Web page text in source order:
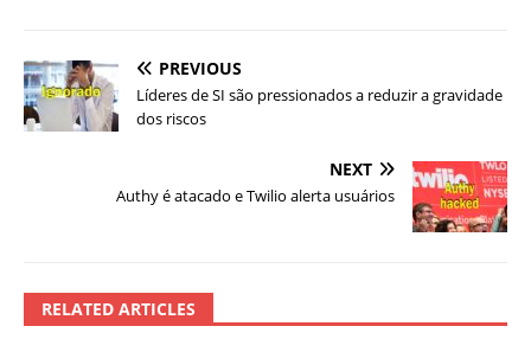
PREVIOUS
Líderes de SI são pressionados a reduzir a gravidade
dos riscos
NEXT
Authy é atacado e Twilio alerta usuários
RELATED ARTICLES